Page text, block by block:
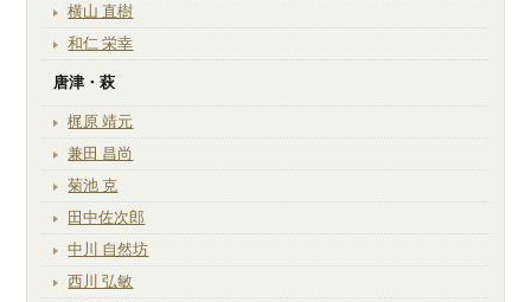
横山 直樹
和仁 栄幸
唐津・萩
梶原 靖元
兼田 昌尚
菊池 克
田中佐次郎
中川 自然坊
西川 弘敏